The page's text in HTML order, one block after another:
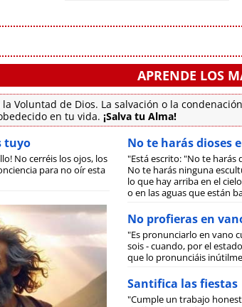
APRENDE LOS
Voluntad de Dios. La salvación o la
en tu vida. ¡Salva tu Alma!
tuyo
No cerréis los ojos, los
para no oír esta
No te harás dioses
"Está escrito: "No te harás
No te harás ninguna
lo que hay arriba en el
o en las aguas que están
No profieras en
"Es pronunciarlo en vano
sois - cuando, por el
que lo pronunciáis
Santifica las fiestas
"Cumple un trabajo